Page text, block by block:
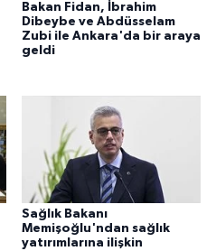
Bakan Fidan, İbrahim
Dibeybe ve Abdüsselam
Zubi ile Ankara'da bir araya
geldi
Sağlık Bakanı
Memişoğlu'ndan sağlık
yatırımlarına ilişkin